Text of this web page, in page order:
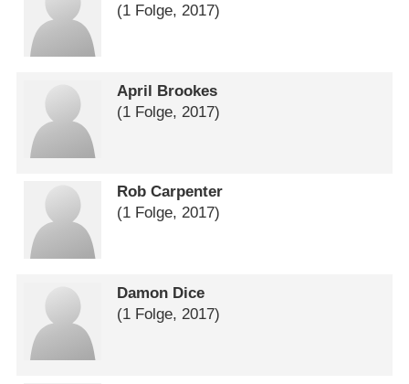
(1 Folge, 2017)
April Brookes
(1 Folge, 2017)
Rob Carpenter
(1 Folge, 2017)
Damon Dice
(1 Folge, 2017)